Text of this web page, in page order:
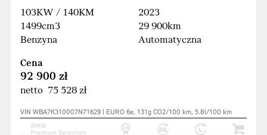
103KW / 140KM
1499cm3
Benzyna
2023
29 900km
Automatyczna
Cena
92 900 zł
netto 75 528 zł
VIN WBA7K310007N71629 | EURO 6e, 131g CO2/100 km, 5.8l/100 km